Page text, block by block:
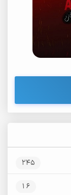
245
16